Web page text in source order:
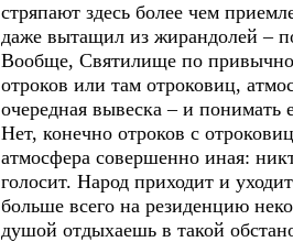
стряпают здесь более чем
даже вытащил из жирандолей –
Вообще, Святилище по
отроков или там отроковиц,
очередная вывеска – и понимать
Нет, конечно отроков с
атмосфера совершенно иная:
голосит. Народ приходит и
больше всего на резиденцию
душой отдыхаешь в такой